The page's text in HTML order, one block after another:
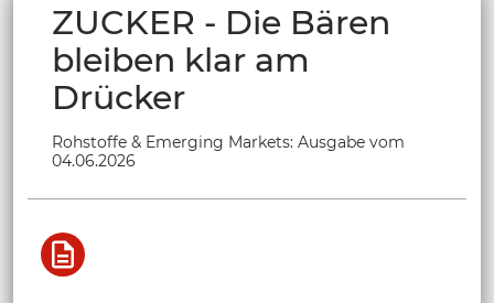
ZUCKER - Die Bären
bleiben klar am
Drücker
Rohstoffe & Emerging Markets: Ausgabe vom
04.06.2026